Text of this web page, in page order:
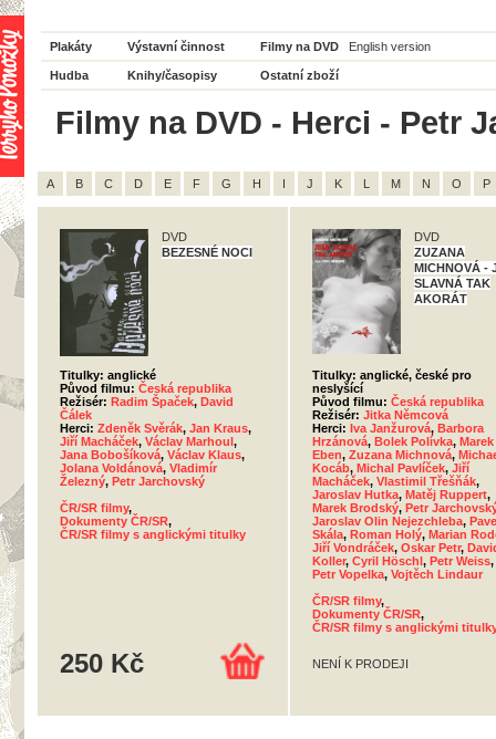
Plakáty Výstavní činnost Filmy na DVD English version
Hudba Knihy/časopisy Ostatní zboží
Filmy na DVD - Herci - Petr
A B C D E F G H I J K L M N O P
DVD
BEZESNÉ NOCI
Titulky: anglické
Původ filmu: Česká republika
Režisér: Radim Špaček, David
Čálek
Herci: Zdeněk Svěrák, Jan Kraus,
Jiří Macháček, Václav Marhoul,
Jana Bobošíková, Václav Klaus,
Jolana Voldánová, Vladimír
Železný, Petr Jarchovský
ČR/SR filmy,
Dokumenty ČR/SR,
ČR/SR filmy s anglickými titulky
250 Kč
DVD
ZUZANA
MICHNOVÁ -
SLAVNÁ TAK
AKORÁT
Titulky: anglické, české pro
neslyšící
Původ filmu: Česká republika
Režisér: Jitka Němcová
Herci: Iva Janžurová, Barbora
Hrzánová, Bolek Polívka, Marek
Eben, Zuzana Michnová,
Kocáb, Michal Pavlíček, Jiří
Macháček, Vlastimil Třešňák,
Jaroslav Hutka, Matěj Ruppert,
Marek Brodský, Petr
Jaroslav Olin Nejezchleba,
Skála, Roman Holý, Marian
Jiří Vondráček, Oskar Petr,
Koller, Cyril Höschl, Petr Weiss,
Petr Vopelka, Vojtěch Lindaur
ČR/SR filmy,
Dokumenty ČR/SR,
ČR/SR filmy s anglickými
NENÍ K PRODEJI